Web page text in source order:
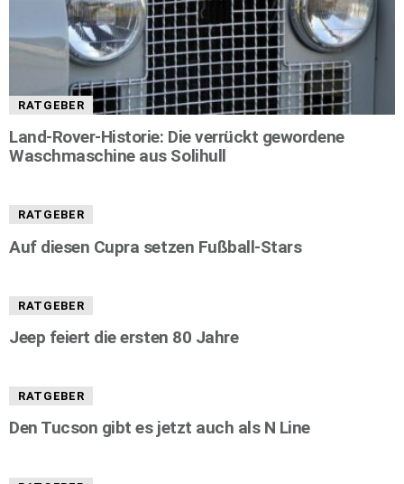
RATGEBER
Land-Rover-Historie: Die verrückt gewordene
Waschmaschine aus Solihull
RATGEBER
Auf diesen Cupra setzen Fußball-Stars
RATGEBER
Jeep feiert die ersten 80 Jahre
RATGEBER
Den Tucson gibt es jetzt auch als N Line